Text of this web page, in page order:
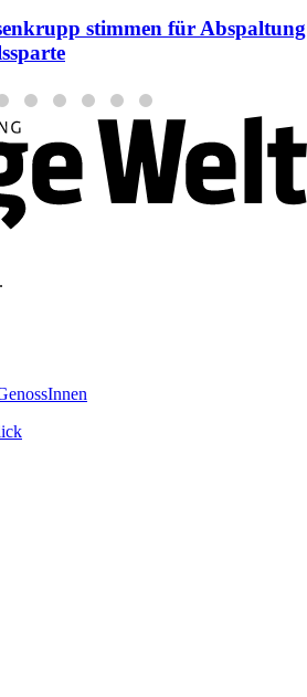
stimmen für Abspaltung